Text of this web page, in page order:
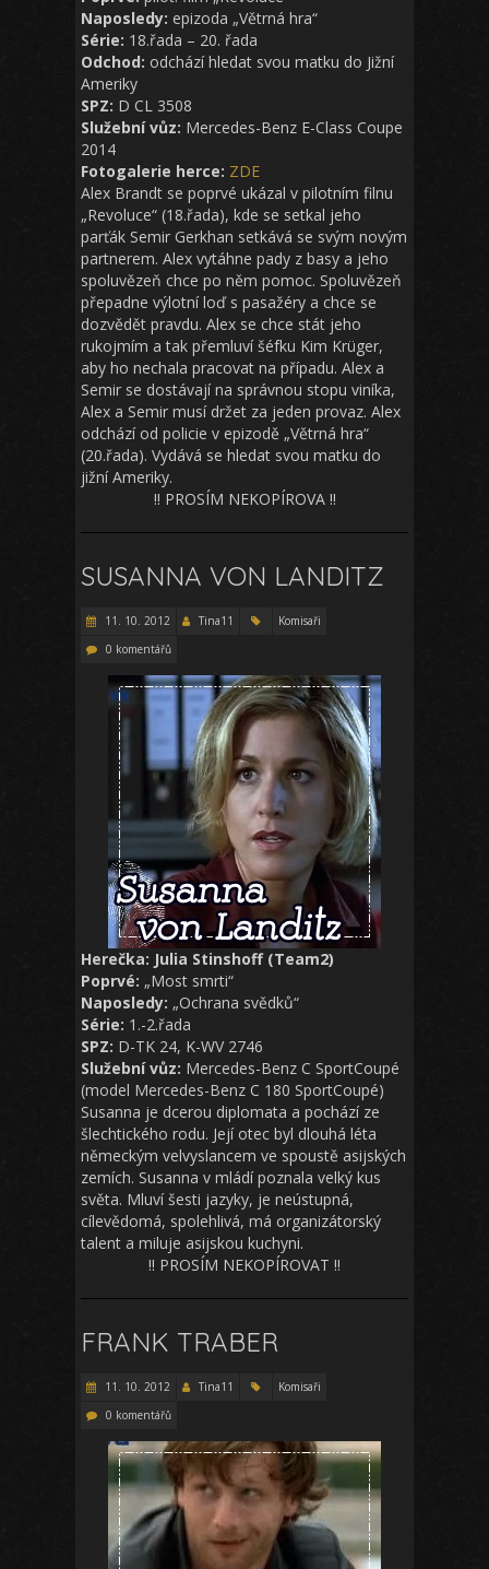
Naposledy: epizoda „Větrná hra“
Série: 18.řada – 20. řada
Odchod: odchází hledat svou matku do Jižní
Ameriky
SPZ: D CL 3508
Služební vůz: Mercedes-Benz E-Class Coupe
2014
Fotogalerie herce: ZDE
Alex Brandt se poprvé ukázal v pilotním filnu
„Revoluce“ (18.řada), kde se setkal jeho
parťák Semir Gerkhan setkává se svým novým
partnerem. Alex vytáhne pady z basy a jeho
spoluvězeň chce po něm pomoc. Spoluvězeň
přepadne výlotní loď s pasažéry a chce se
dozvědět pravdu. Alex se chce stát jeho
rukojmím a tak přemluví šéfku Kim Krüger,
aby ho nechala pracovat na případu. Alex a
Semir se dostávají na správnou stopu viníka,
Alex a Semir musí držet za jeden provaz. Alex
odchází od policie v epizodě „Větrná hra“
(20.řada). Vydává se hledat svou matku do
jižní Ameriky.
!! PROSÍM NEKOPÍROVA !!
SUSANNA VON LANDITZ
11. 10. 2012 Tina11
Komisaři
0 komentářů
Herečka: Julia Stinshoff (Team2)
Poprvé: „Most smrti“
Naposledy: „Ochrana svědků“
Série: 1.-2.řada
SPZ: D-TK 24, K-WV 2746
Služební vůz: Mercedes-Benz C SportCoupé
(model Mercedes-Benz C 180 SportCoupé)
Susanna je dcerou diplomata a pochází ze
šlechtického rodu. Její otec byl dlouhá léta
německým velvyslancem ve spoustě asijských
zemích. Susanna v mládí poznala velký kus
světa. Mluví šesti jazyky, je neústupná,
cílevědomá, spolehlivá, má organizátorský
talent a miluje asijskou kuchyni.
!! PROSÍM NEKOPÍROVAT !!
FRANK TRABER
11. 10. 2012 Tina11
Komisaři
0 komentářů